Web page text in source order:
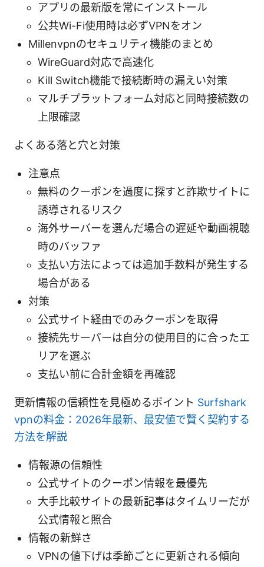
アプリの最新版を常にインストール
公共Wi-Fi使用時は必ずVPNをオン
Millenvpnのセキュリティ機能のまとめ
WireGuard対応で高速化
Kill Switch機能で接続断時の漏えい対策
マルチプラットフォーム対応と同時接続数の
上限確認
よくある落と穴と対策
注意点
無料のクーポンを過度に探すと詐欺サイトに
誘導されるリスク
海外サーバーを選んだ場合の遅延や動画視聴
時のバッファ
支払い方法によっては追加手数料が発生する
場合がある
対策
公式サイト経由でのみクーポンを取得
接続先サーバーは自分の使用目的に合ったエ
リアを選ぶ
支払い前に合計金額を再確認
更新情報の信頼性を見極めるポイント Surfshark
vpnの料金：2026年最新、最安値で賢く契約する
方法を解説
情報源の信頼性
公式サイトのクーポン情報を最優先
大手比較サイトの最新記事はタイムリーだが
公式情報と照合
情報の新鮮さ
VPNの値下げは季節ごとに更新される傾向